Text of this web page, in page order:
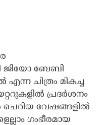
ജിയോ ബേബി
ചിത്രം മികച്ച
പ്രദര്‍ശനം
വേഷങ്ങളില്‍
ഗംഭീരമായ